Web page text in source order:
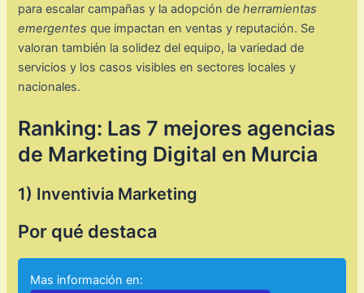
para escalar campañas y la adopción deherramientas
emergentes que impactan en ventas y reputación. Se
valoran también la solidez del equipo, la variedad de
servicios y los casos visibles en sectores locales y
nacionales.
Ranking: Las 7 mejores agencias
de Marketing Digital en Murcia
1) Inventivia Marketing
Por qué destaca
Mas información en: